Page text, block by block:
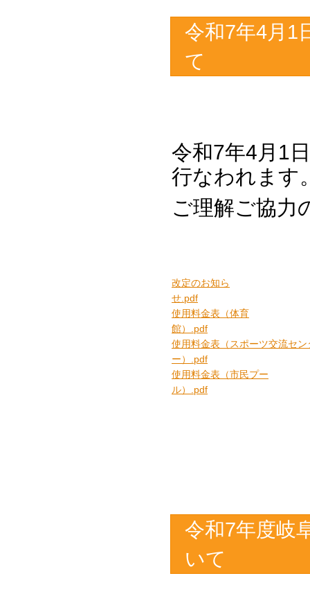
令和7年4月1
て
令和7年4月1
行なわれます
ご理解ご協力
改定のお知ら
せ.pdf
使用料金表（体育
館）.pdf
使用料金表（スポーツ交流セン
ー）.pdf
使用料金表（市民プー
ル）.pdf
令和7年度岐
いて